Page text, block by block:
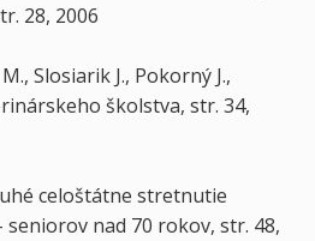
28, 2006
Slosiarik J., Pokorný J.,
školstva, str. 34,
celoštátne stretnutie
nad 70 rokov, str. 48,